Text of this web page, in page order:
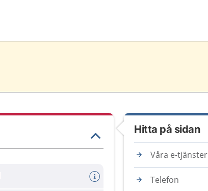
Hitta på sidan
Våra e-tjänster
Telefon